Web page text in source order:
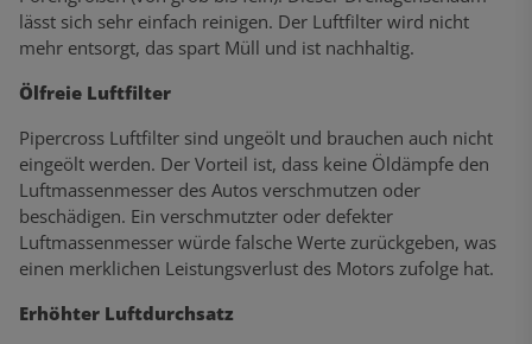
lässt sich sehr einfach reinigen. Der Luftfilter wird nicht
mehr entsorgt, das spart Müll und ist nachhaltig.
Ölfreie Luftfilter
Pipercross Luftfilter sind ungeölt und brauchen auch nicht
eingeölt werden. Der Vorteil ist, dass keine Öldämpfe den
Luftmassenmesser des Autos verschmutzen oder
beschädigen. Ein verschmutzter oder defekter
Luftmassenmesser würde falsche Werte zurückgeben, was
einen merklichen Leistungsverlust des Motors zufolge hat.
Erhöhter Luftdurchsatz